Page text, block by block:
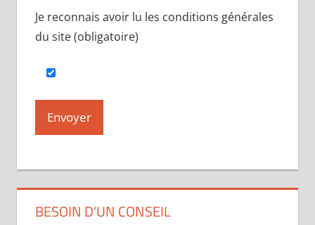
Je reconnais avoir lu les conditions générales
du site (obligatoire)
BESOIN D’UN CONSEIL